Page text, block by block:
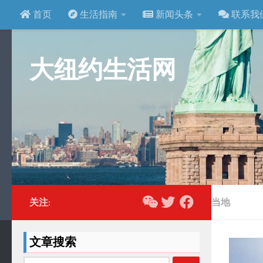
跳至内容
首页 生活指南 新闻头条 联系我
大纽约生活网
当地
关注:
文章搜索